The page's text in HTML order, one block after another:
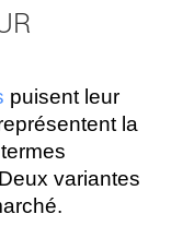
puisent leur
la
variantes